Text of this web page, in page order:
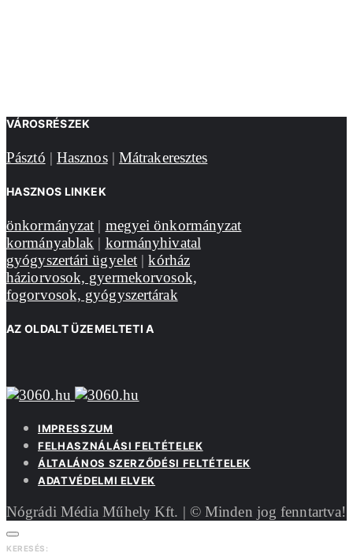
VÁROSRÉSZEK
Pásztó | Hasznos| Mátrakeresztes
HASZNOS LINKEK
önkormányzat | megyei önkormányzat
kormányablak | kormányhivatal
gyógyszertári ügyelet |kórház
háziorvosok, gyermekorvosok,
fogorvosok, gyógyszertárak
AZ OLDALT ÜZEMELTETI A
IMPRESSZUM
FELHASZNÁLÁSI FELTÉTELEK
ÁLTALÁNOS SZERZŐDÉSI FELTÉTELEK
ADATVÉDELMI ELVEK
Nógrádi Média Műhely Kft. | © Minden jog fenntartva!
KERESÉS: